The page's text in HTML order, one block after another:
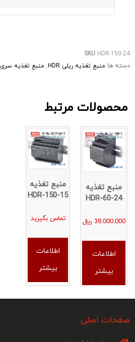
SKUHDR-150-24
دسته ها
منبع تغذیه ریلی HDR , منبع تغذیه سری DIN RAIL ریلی
محصولات مرتبط
منبع تغذیه
HDR-60-24
38.000.000 ﷼
اطلاعات
بیشتر
منبع تغذیه
HDR-150-15
تماس بگیرید
اطلاعات
بیشتر
صفحات اصلی